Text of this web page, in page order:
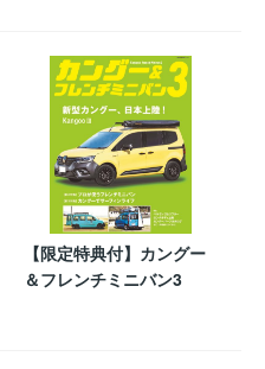
【限定特典付】カングー
＆フレンチミニバン3